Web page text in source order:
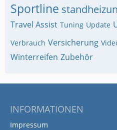
Sportline
Travel Assist Tuning Update
Verbrauch Versicherung
Winterreifen Zubehör
INFORMATIONEN
Impressum